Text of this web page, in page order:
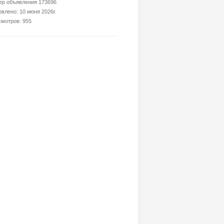
объявления 173696
10 июня 2026г.
955